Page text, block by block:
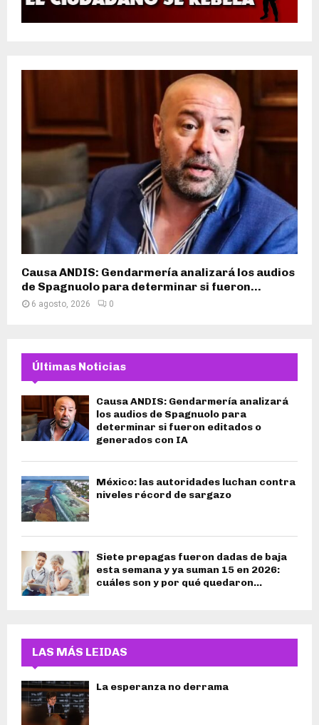
Causa ANDIS: Gendarmería analizará los audios
de Spagnuolo para determinar si fueron...
6 agosto, 2026 0
Últimas Noticias
Causa ANDIS: Gendarmería analizará
los audios de Spagnuolo para
determinar si fueron editados o
generados con IA
México: las autoridades luchan contra
niveles récord de sargazo
Siete prepagas fueron dadas de baja
esta semana y ya suman 15 en 2026:
cuáles son y por qué quedaron...
LAS MÁS LEIDAS
La esperanza no derrama